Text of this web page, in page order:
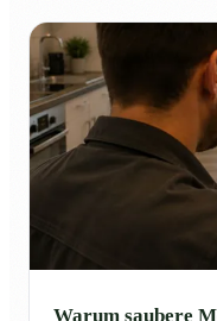
Warum saubere